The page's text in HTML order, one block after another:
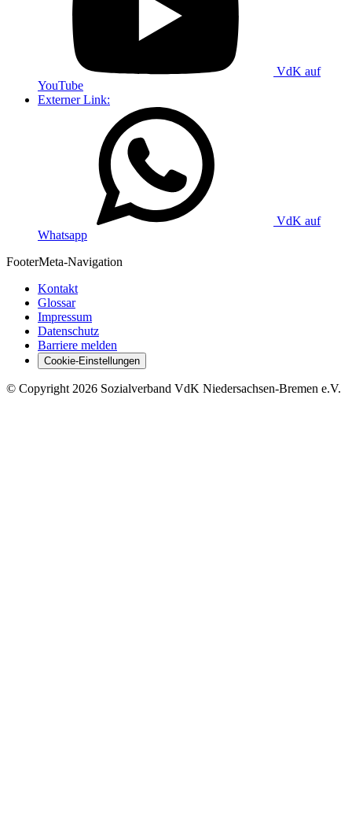
VdK auf
YouTube
Externer Link:
VdK auf
Whatsapp
FooterMeta-Navigation
Kontakt
Glossar
Impressum
Datenschutz
Barriere melden
Cookie-Einstellungen
© Copyright 2026 Sozialverband VdK Niedersachsen-Bremen e.V.